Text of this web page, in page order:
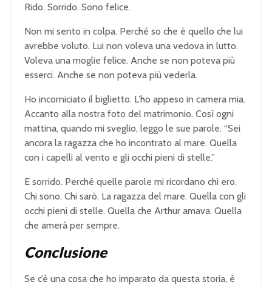
Rido. Sorrido. Sono felice.
Non mi sento in colpa. Perché so che è quello che lui
avrebbe voluto. Lui non voleva una vedova in lutto.
Voleva una moglie felice. Anche se non poteva più
esserci. Anche se non poteva più vederla.
Ho incorniciato il biglietto. L’ho appeso in camera mia.
Accanto alla nostra foto del matrimonio. Così ogni
mattina, quando mi sveglio, leggo le sue parole. “Sei
ancora la ragazza che ho incontrato al mare. Quella
con i capelli al vento e gli occhi pieni di stelle.”
E sorrido. Perché quelle parole mi ricordano chi ero.
Chi sono. Chi sarò. La ragazza del mare. Quella con gli
occhi pieni di stelle. Quella che Arthur amava. Quella
che amerà per sempre.
Conclusione
Se c’è una cosa che ho imparato da questa storia, è